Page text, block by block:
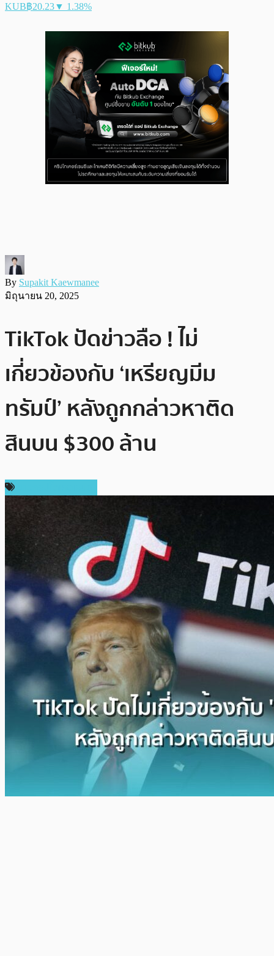
KUB฿20.23▼ 1.38%
By Supakit Kaewmanee
มิถุนายน 20, 2025
TikTok ปัดข่าวลือ ! ไม่
เกี่ยวข้องกับ ‘เหรียญมีม
ทรัมป์’ หลังถูกกล่าวหาติด
สินบน $300 ล้าน